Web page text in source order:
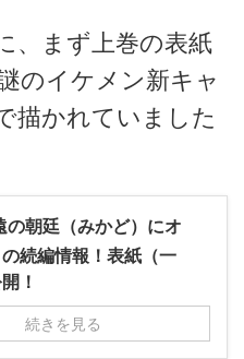
、まず上巻の表紙
のイケメン新キャ
描かれていました
の朝廷（みかど）にオ
続編情報！表紙（一
！
続きを見る